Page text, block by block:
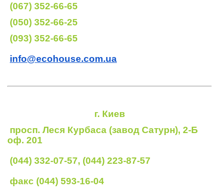
(067) 352-66-65
(050) 352-66-25
(093) 352-66-65
info@ecohouse.com.ua
г. Киев
просп. Леся Курбаса (завод Сатурн), 2-Б
оф. 201
(044) 332-07-57, (044) 223-87-57
факс (044) 593-16-04